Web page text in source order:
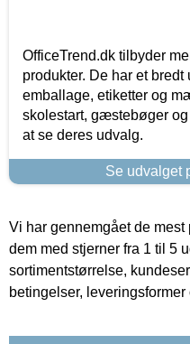
OfficeTrend.dk tilbyder
produkter. De har et
emballage, etiketter og
skolestart, gæstebøger og
at se deres udvalg.
Se udvalget
Vi har gennemgået de
dem med stjerner fra 1 til 5
sortimentstørrelse,
betingelser,